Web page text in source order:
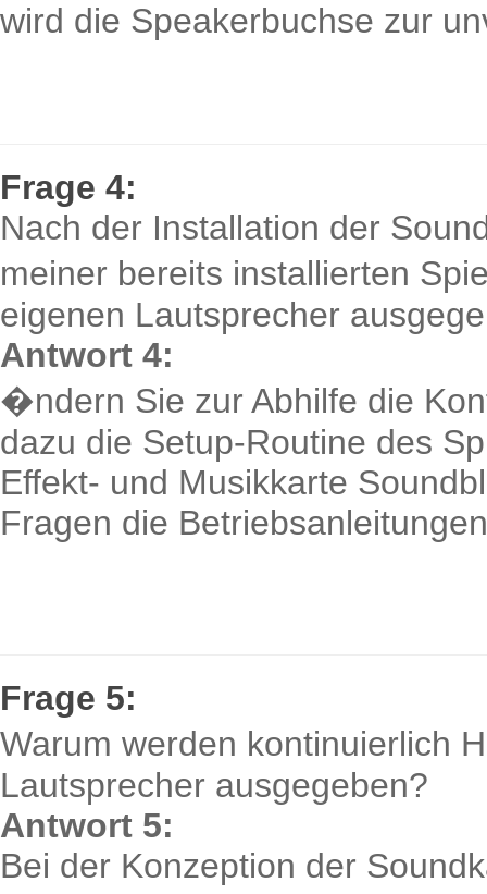
wird die Speakerbuchse zur
Frage 4:
Nach der Installation der
meiner bereits installierten
eigenen Lautsprecher
Antwort 4:
�ndern Sie zur Abhilfe die
dazu die Setup-Routine des
Effekt- und Musikkarte
Fragen die
Frage 5:
Warum werden kontinuierlich
Lautsprecher ausgegeben?
Antwort 5:
Bei der Konzeption der